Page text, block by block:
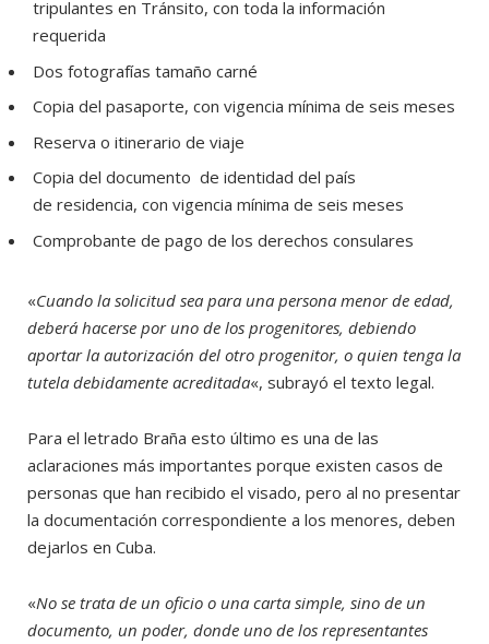
tripulantes en Tránsito, con toda la información
requerida
Dos fotografías tamaño carné
Copia del pasaporte, con vigencia mínima de seis meses
Reserva o itinerario de viaje
Copia del documento de identidad del país
de residencia, con vigencia mínima de seis meses
Comprobante de pago de los derechos consulares
«Cuando la solicitud sea para una persona menor de edad,
deberá hacerse por uno de los progenitores, debiendo
aportar la autorización del otro progenitor, o quien tenga la
tutela debidamente acreditada«, subrayó el texto legal.
Para el letrado Braña esto último es una de las
aclaraciones más importantes porque existen casos de
personas que han recibido el visado, pero al no presentar
la documentación correspondiente a los menores, deben
dejarlos en Cuba.
«No se trata de un oficio o una carta simple, sino de un
documento, un poder, donde uno de los representantes